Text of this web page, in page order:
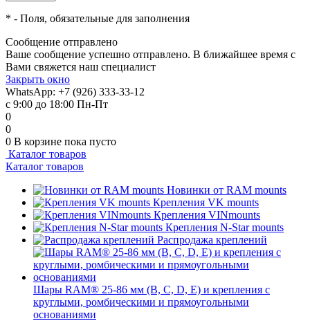
* - Поля, обязательные для заполнения
Сообщение отправлено
Ваше сообщение успешно отправлено. В ближайшее время с
Вами свяжется наш специалист
Закрыть окно
WhatsApp: +7 (926) 333-33-12
с 9:00 до 18:00 Пн-Пт
0
0
0 В корзине пока пусто
Каталог товаров
Каталог товаров
Новинки от RAM mounts
Крепления VK mounts
Крепления VINmounts
Крепления N-Star mounts
Распродажа креплений
Шары RAM® 25-86 мм (B, C, D, E) и крепления с
круглыми, ромбическими и прямоугольными
основаниями